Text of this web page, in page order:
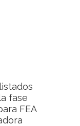
fase
FEA